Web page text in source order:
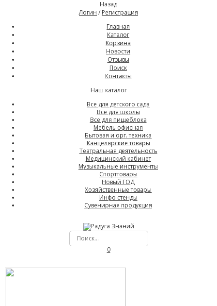
Назад
Логин / Регистрация
Главная
Каталог
Корзина
Новости
Отзывы
Поиск
Контакты
Наш каталог
Все для детского сада
Все для школы
Все для пищеблока
Мебель офисная
Бытовая и орг. техника
Канцелярские товары
Театральная деятельность
Медицинский кабинет
Музыкальные инструменты
Спорттовары
Новый ГОД
Хозяйственные товары
Инфо стенды
Сувенирная продукция
0